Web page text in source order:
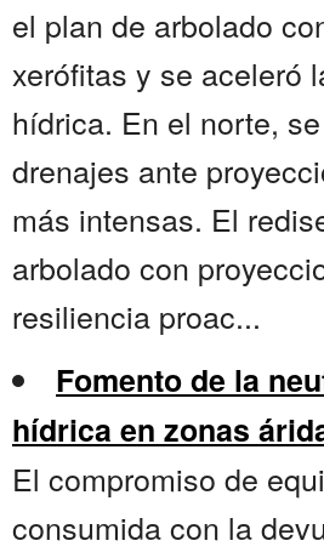
el plan de arbolado
xerófitas y se aceleró
hídrica. En el norte,
drenajes ante
más intensas. El
arbolado con
resiliencia proac...
Fomento de la
hídrica en zonas
El compromiso de
consumida con la